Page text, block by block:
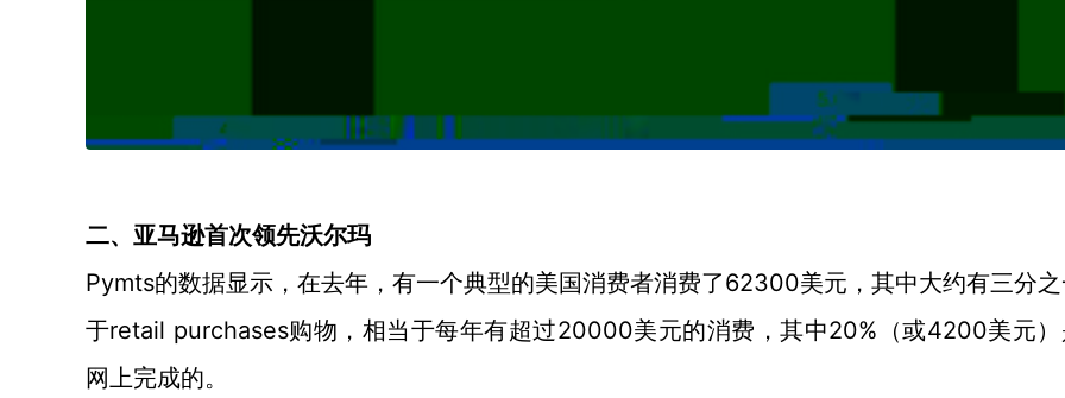
二、 亚马逊首次领先沃尔玛
Pymts的数据显示，在去年，有一个典型的美国消费者消费了62300美元，其中大约有三分之
于retail purchases购物，相当于每年有超过20000美元的消费，其中20%（或4200美元）
网上完成的。